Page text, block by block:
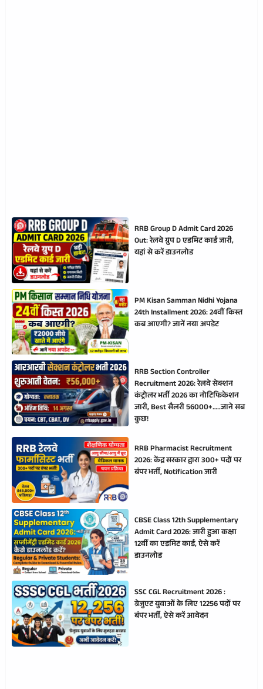
RRB Group D Admit Card 2026
Out: रेलवे ग्रुप D एडमिट कार्ड जारी,
यहां से करें डाउनलोड
PM Kisan Samman Nidhi Yojana
24th Installment 2026: 24वीं किस्त
कब आएगी? जानें नया अपडेट
RRB Section Controller
Recruitment 2026: रेलवे सेक्शन
कंट्रोलर भर्ती 2026 का नोटिफिकेशन
जारी, Best सैलरी 56000+…..जाने सब
कुछ!
RRB Pharmacist Recruitment
2026: केंद्र सरकार द्वारा 300+ पदों पर
बंपर भर्ती, Notification जारी
CBSE Class 12th Supplementary
Admit Card 2026: जारी हुआ कक्षा
12वीं का एडमिट कार्ड, ऐसे करें
डाउनलोड
SSC CGL Recruitment 2026 :
ग्रेजुएट युवाओं के लिए 12256 पदों पर
बंपर भर्ती, ऐसे करें आवेदन